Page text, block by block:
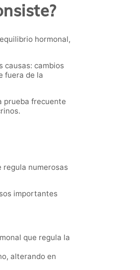
hormonal,
causas: cambios
fuera de la
prueba frecuente
regula numerosas
importantes
que regula la
alterando en